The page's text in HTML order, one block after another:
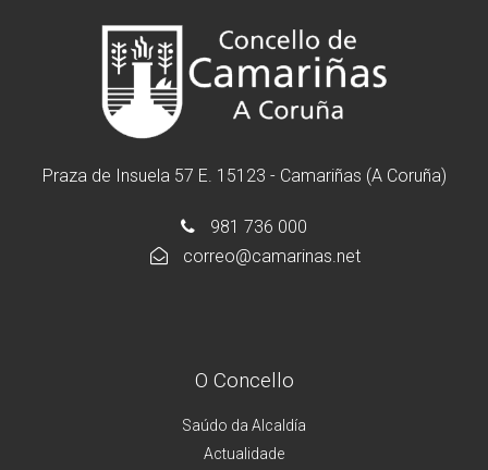
Praza de Insuela 57 E. 15123 - Camariñas (A Coruña)
981 736 000
correo@camarinas.net
O Concello
Saúdo da Alcaldía
Actualidade